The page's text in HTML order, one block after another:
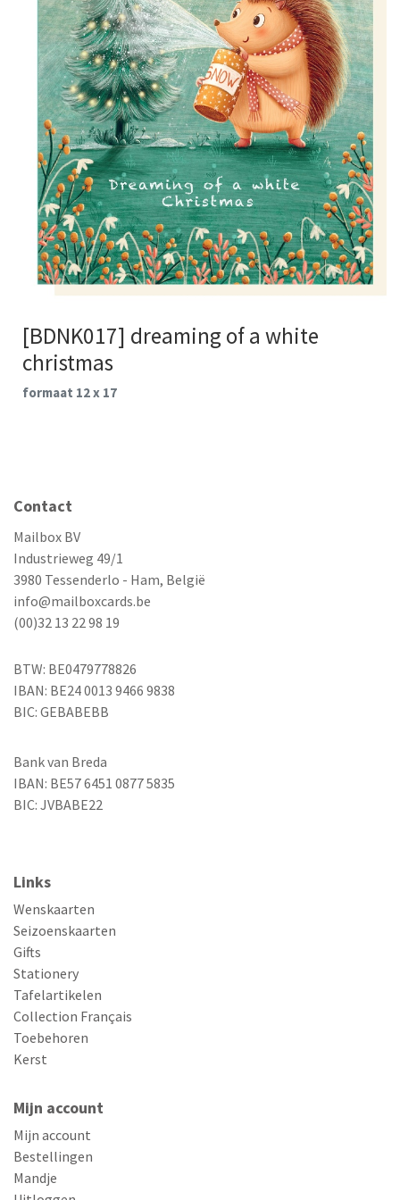
[BDNK017] dreaming of a white
christmas
formaat 12 x 17
Contact
Mailbox BV
Industrieweg 49/1
3980 Tessenderlo - Ham, België
info@mailboxcards.be
(00)32 13 22 98 19
BTW: BE0479778826
IBAN: BE24 0013 9466 9838
BIC: GEBABEBB
Bank van Breda
IBAN: BE57 6451 0877 5835
BIC: JVBABE22
Links
Wenskaarten
Seizoenskaarten
Gifts
Stationery
Tafelartikelen
Collection Français
Toebehoren
Kerst
Mijn account
Mijn account
Bestellingen
Mandje